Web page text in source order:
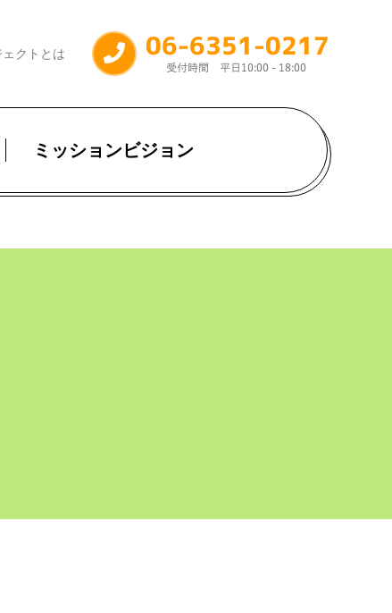
クトとは
ミッションビジョン